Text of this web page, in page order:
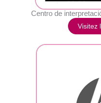
Centro de
Visitez